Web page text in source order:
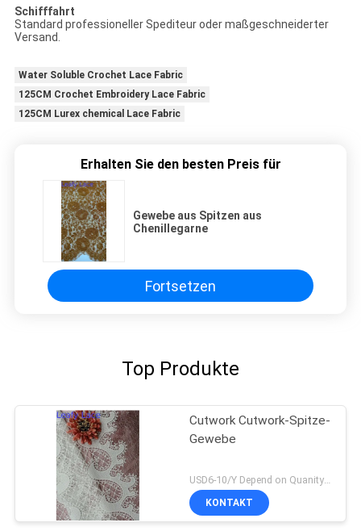
Schifffahrt
Standard professioneller Spediteur oder maßgeschneiderter
Versand.
Water Soluble Crochet Lace Fabric
125CM Crochet Embroidery Lace Fabric
125CM Lurex chemical Lace Fabric
Erhalten Sie den besten Preis für
Gewebe aus Spitzen aus
Chenillegarne
Fortsetzen
Top Produkte
Cutwork Cutwork-Spitze-
Gewebe
USD6-10/Y Depend on Quanity MOQ:10yards
KONTAKT